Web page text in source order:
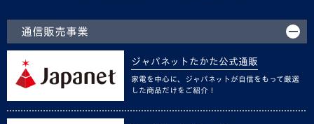
通信販売事業
ジャパネットたかた公式通販
家電を中心に、ジャパネットが自信をもって厳選
した商品だけをご紹介！